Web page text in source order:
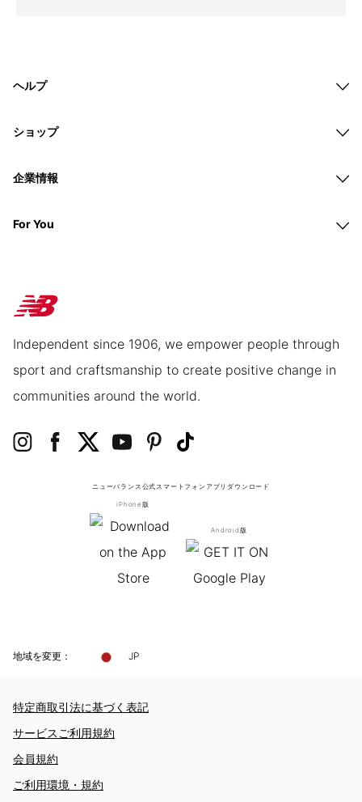
ヘルプ
ショップ
企業情報
For You
Independent since 1906, we empower people through
sport and craftsmanship to create positive change in
communities around the world.
ニューバランス公式スマートフォンアプリ ダウンロード
iPhone版
Android版
地域を変更： JP
特定商取引法に基づく表記
サービスご利用規約
会員規約
ご利用環境・規約